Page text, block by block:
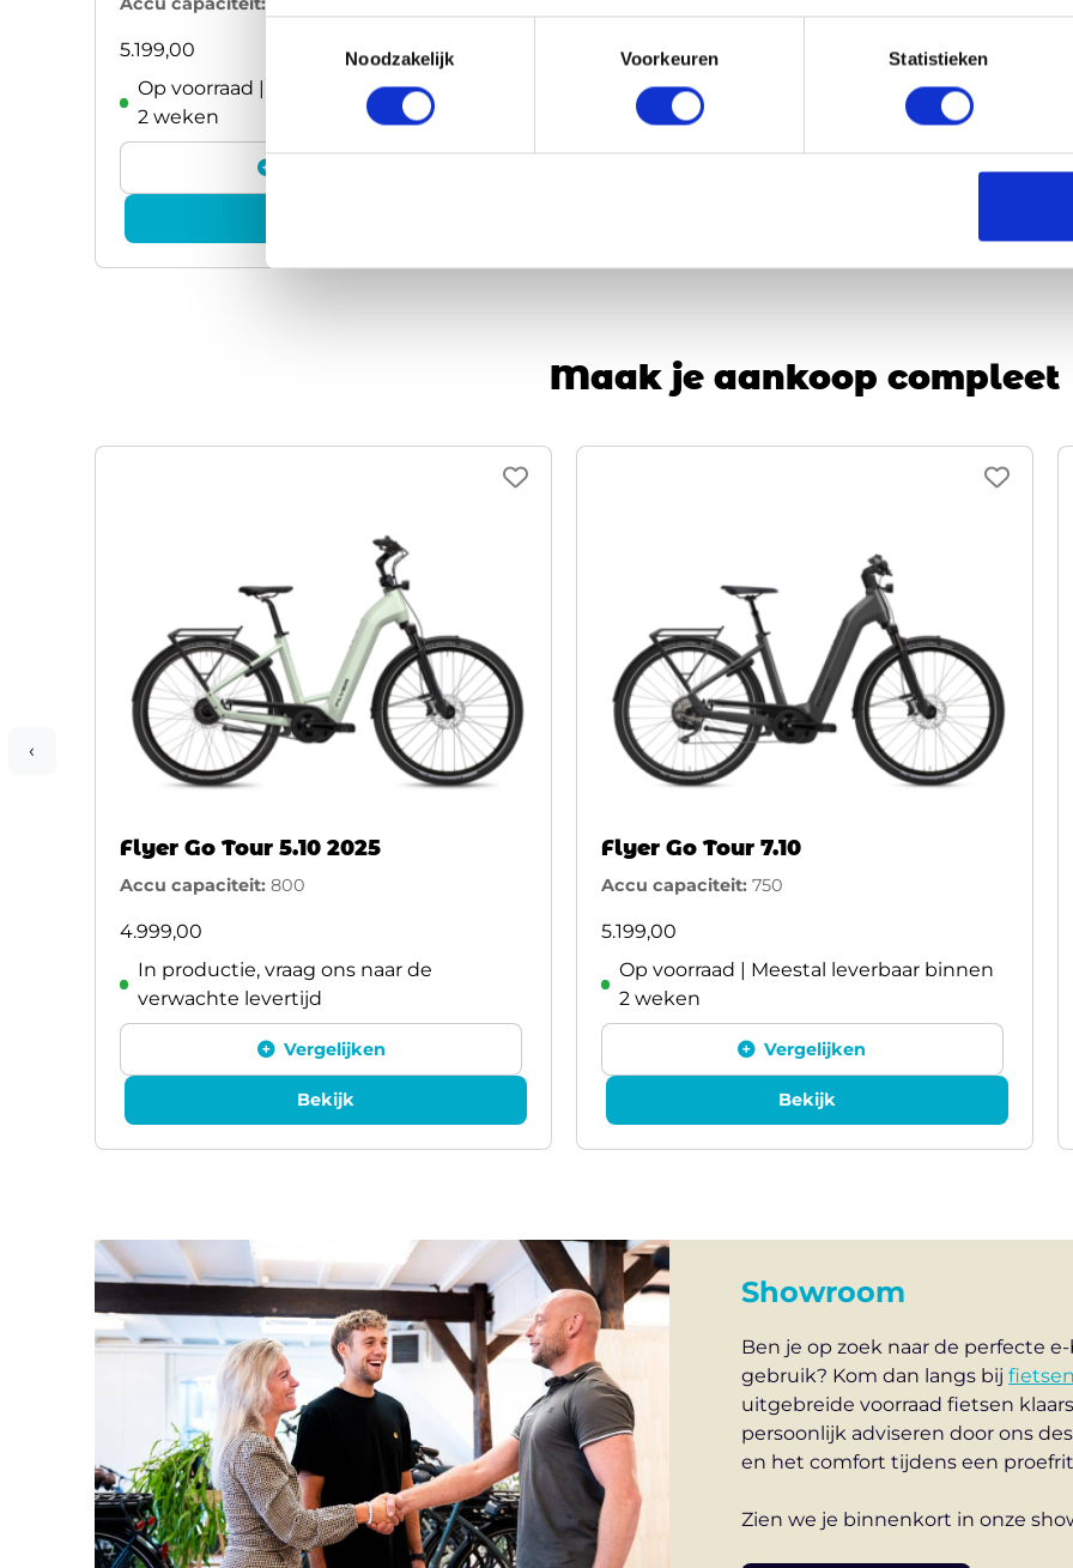
Noodzakelijk
Voorkeuren Statistieken
5.199,00
Op voorraad | Meestal leverbaar binnen
2 weken
5.199,00
Op voorraad | Meestal leverbaar binnen
2 weken
Maak je aankoop compleet
Flyer Go Tour 5.10 2025
Accu capaciteit: 800
4.999,00
In productie, vraag ons naar de
verwachte levertijd
Vergelijken
Bekijk
Flyer Go Tour 7.10
Accu capaciteit: 750
5.199,00
Op voorraad | Meestal leverbaar binnen
2 weken
Vergelijken
Bekijk
‹
Showroom
Ben je op zoek naar de perfecte
gebruik? Kom dan langs bij
uitgebreide voorraad fietsen
persoonlijk adviseren door ons
en het comfort tijdens een
Zien we je binnenkort in onze